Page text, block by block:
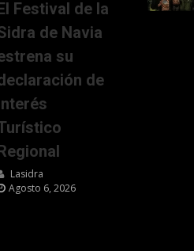
Festival de la
de Navia
su
de
Lasidra
Agosto 6, 2026